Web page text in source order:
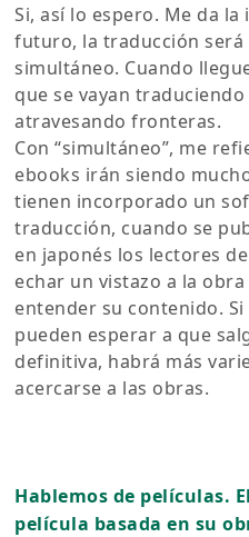
Si, así lo espero. Me da
futuro, la traducción será
simultáneo. Cuando
que se vayan
atravesando fronteras.
Con “simultáneo”, me
ebooks irán siendo
tienen incorporado un
traducción, cuando se
en japonés los lectores
echar un vistazo a la
entender su contenido.
pueden esperar a que
definitiva, habrá más
acercarse a las obras.
Hablemos de películas.
película basada en su